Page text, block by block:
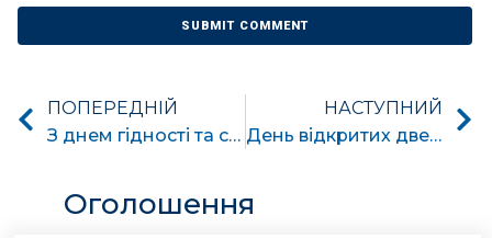
ПОПЕРЕДНІЙ
З днем гідності та свободи
НАСТУПНИЙ
День відкритих дверей
Оголошення